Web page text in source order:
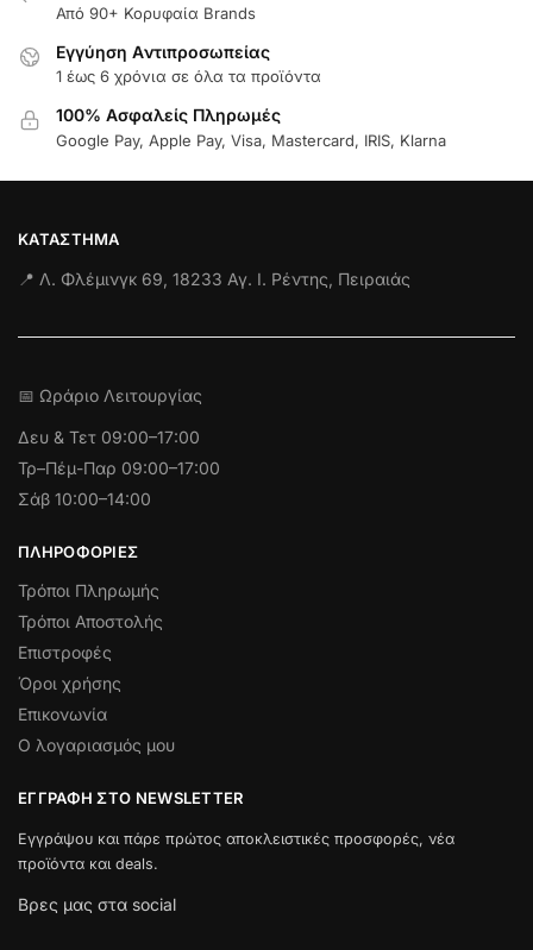
Από 90+ Κορυφαία Brands
Εγγύηση Aντιπροσωπείας
1 έως 6 χρόνια σε όλα τα προϊόντα
100% Ασφαλείς Πληρωμές
Google Pay, Apple Pay, Visa, Mastercard, IRIS, Klarna
ΚΑΤΆΣΤΗΜΑ
📍 Λ. Φλέμινγκ 69, 18233 Αγ. Ι. Ρέντης, Πειραιάς
📅 Ωράριο Λειτουργίας
Δευ & Τετ 09:00–17:00
Τρ–Πέμ-Παρ 09:00–17:00
Σάβ 10:00–14:00
ΠΛΗΡΟΦΟΡΊΕΣ
Τρόποι Πληρωμής
Τρόποι Αποστολής
Επιστροφές
Όροι χρήσης
Επικονωνία
Ο λογαριασμός μου
ΕΓΓΡΑΦΉ ΣΤΟ NEWSLETTER
Εγγράψου και πάρε πρώτος αποκλειστικές προσφορές, νέα
προϊόντα και deals.
Βρες μας στα social